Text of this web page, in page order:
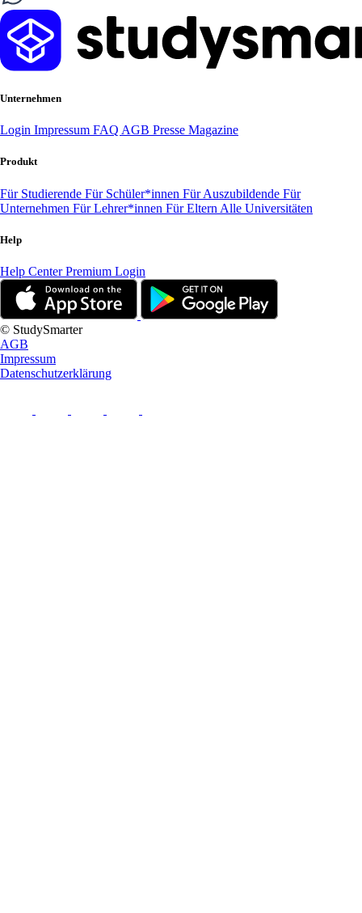
Unternehmen
Login Impressum FAQ AGB Presse Magazine
Produkt
Für Studierende Für Schüler*innen Für Auszubildende Für
Unternehmen Für Lehrer*innen Für Eltern Alle Universitäten
Help
Help CenterPremium Login
© StudySmarter
AGB
Impressum
Datenschutzerklärung